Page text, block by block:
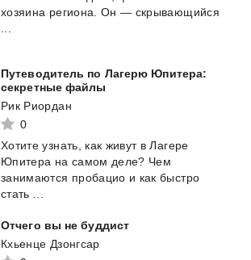
хозяина региона. Он — скрывающийся
Путеводитель по Лагерю Юпитера:
секретные файлы
Рик Риордан
0
Хотите узнать, как живут в Лагере
Юпитера на самом деле? Чем
занимаются пробацио и как быстро
стать ...
Отчего вы не буддист
Кхьенце Дзонгсар